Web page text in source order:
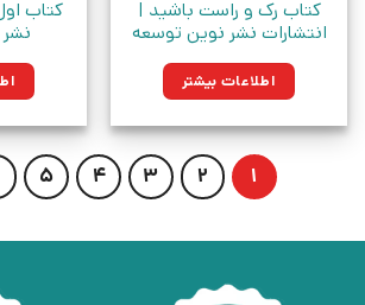
کتاب رک و راست باشید |
انتشارات نشر نوین توسعه
اطلاعات بیشتر
کتاب
1
2
3
4
5